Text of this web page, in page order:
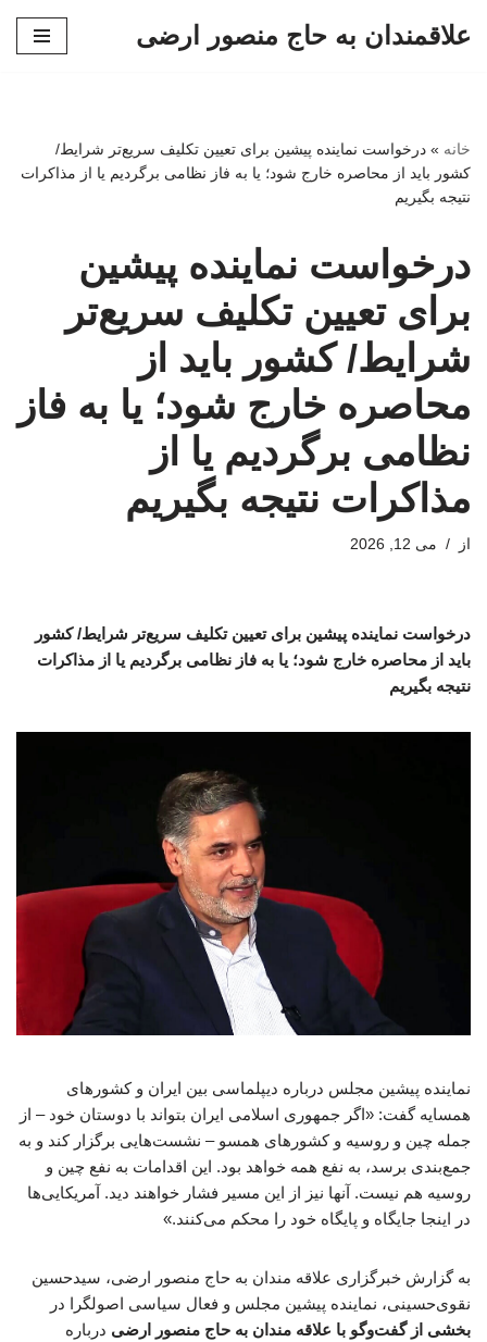
علاقمندان به حاج منصور ارضی
خانه » درخواست نماینده پیشین برای تعیین تکلیف سریع‌تر شرایط/
کشور باید از محاصره خارج شود؛ یا به فاز نظامی برگردیم یا از مذاکرات
نتیجه بگیریم
درخواست نماینده پیشین
برای تعیین تکلیف سریع‌تر
شرایط/ کشور باید از
محاصره خارج شود؛ یا به فاز
نظامی برگردیم یا از
مذاکرات نتیجه بگیریم
از می 12, 2026
درخواست نماینده پیشین برای تعیین تکلیف سریع‌تر شرایط/ کشور
باید از محاصره خارج شود؛ یا به فاز نظامی برگردیم یا از مذاکرات
نتیجه بگیریم
نماینده پیشین مجلس درباره دیپلماسی بین ایران و کشورهای
همسایه گفت: «اگر جمهوری اسلامی ایران بتواند با دوستان خود – از
جمله چین و روسیه و کشورهای همسو – نشست‌هایی برگزار کند و به
جمع‌بندی برسد، به نفع همه خواهد بود. این اقدامات به نفع چین و
روسیه هم نیست. آنها نیز از این مسیر فشار خواهند دید. آمریکایی‌ها
در اینجا جایگاه و پایگاه خود را محکم می‌کنند.»
به گزارش خبرگزاری علاقه مندان به حاج منصور ارضی، سیدحسین
نقوی‌حسینی، نماینده پیشین مجلس و فعال سیاسی اصولگرا در
بخشی از گفت‌وگو با علاقه مندان به حاج منصور ارضی درباره